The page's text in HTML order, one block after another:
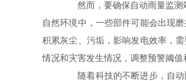
然而，要确保自动雨量监测站
自然环境中，一些部件可能会出现
积累灰尘、污垢，影响发电效率，
情况和灾害发生情况，调整预警阈值
随着科技的不断进步，自动